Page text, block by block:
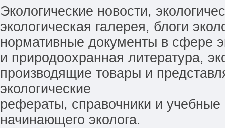
Экологические новости,
экологическая галерея, блоги
нормативные документы в сфере
и природоохранная литература,
производящие товары и
экологические
рефераты, справочники и
начинающего эколога.